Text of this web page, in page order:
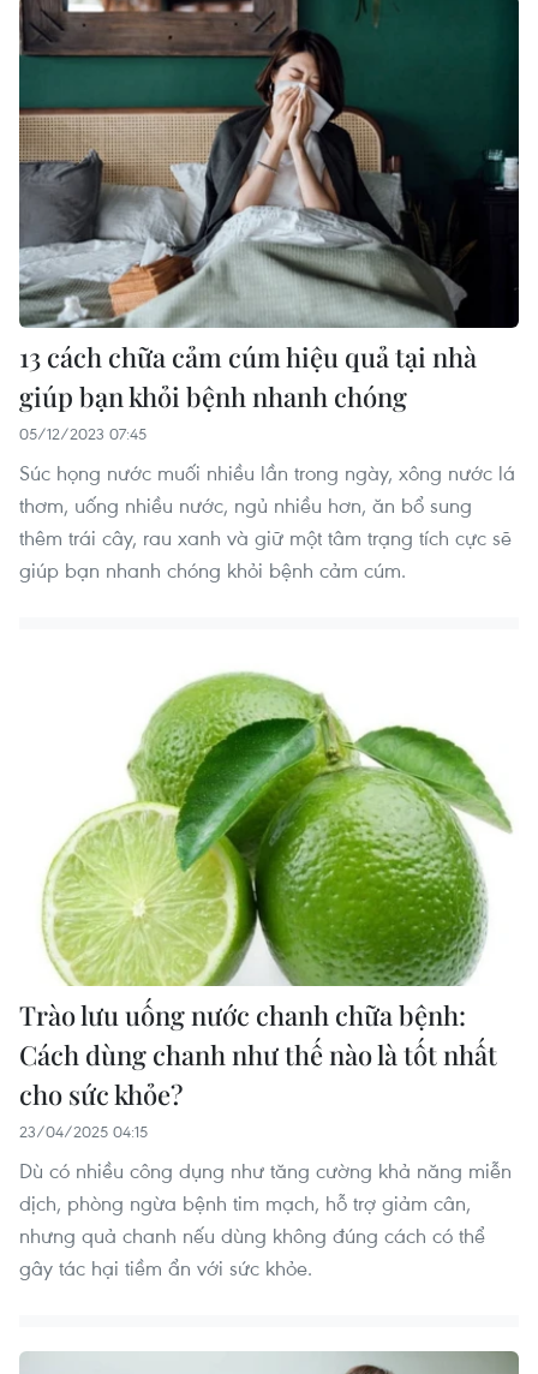
13 cách chữa cảm cúm hiệu quả tại nhà
giúp bạn khỏi bệnh nhanh chóng
05/12/2023 07:45
Súc họng nước muối nhiều lần trong ngày, xông nước lá
thơm, uống nhiều nước, ngủ nhiều hơn, ăn bổ sung
thêm trái cây, rau xanh và giữ một tâm trạng tích cực sẽ
giúp bạn nhanh chóng khỏi bệnh cảm cúm.
Trào lưu uống nước chanh chữa bệnh:
Cách dùng chanh như thế nào là tốt nhất
cho sức khỏe?
23/04/2025 04:15
Dù có nhiều công dụng như tăng cường khả năng miễn
dịch, phòng ngừa bệnh tim mạch, hỗ trợ giảm cân,
nhưng quả chanh nếu dùng không đúng cách có thể
gây tác hại tiềm ẩn với sức khỏe.